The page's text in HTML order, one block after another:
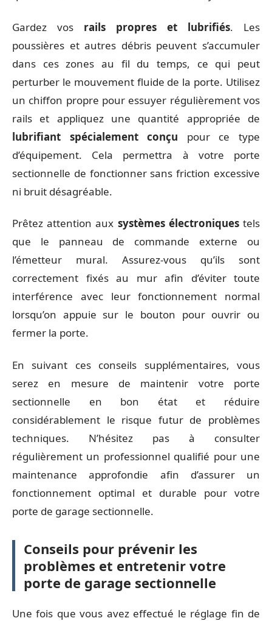
Gardez vos rails propres et lubrifiés. Les
poussières et autres débris peuvent s’accumuler
dans ces zones au fil du temps, ce qui peut
perturber le mouvement fluide de la porte. Utilisez
un chiffon propre pour essuyer régulièrement vos
rails et appliquez une quantité appropriée de
lubrifiant spécialement conçu pour ce type
d’équipement. Cela permettra à votre porte
sectionnelle de fonctionner sans friction excessive
ni bruit désagréable.
Prêtez attention aux systèmes électroniquestels
que le panneau de commande externe ou
l’émetteur mural. Assurez-vous qu’ils sont
correctement fixés au mur afin d’éviter toute
interférence avec leur fonctionnement normal
lorsqu’on appuie sur le bouton pour ouvrir ou
fermer la porte.
En suivant ces conseils supplémentaires, vous
serez en mesure de maintenir votre porte
sectionnelle en bon état et réduire
considérablement le risque futur de problèmes
techniques. N’hésitez pas à consulter
régulièrement un professionnel qualifié pour une
maintenance approfondie afin d’assurer un
fonctionnement optimal et durable pour votre
porte de garage sectionnelle.
Conseils pour prévenir les
problèmes et entretenir votre
porte de garage sectionnelle
Une fois que vous avez effectué le réglage fin de